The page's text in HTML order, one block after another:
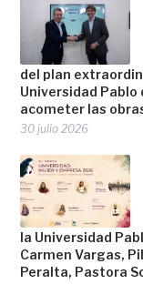
del plan
Universidad Pablo
acometer las
30 julio 2026
la Universidad
Carmen Vargas,
Peralta, Pastora